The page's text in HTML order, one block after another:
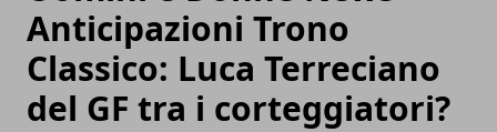
Anticipazioni Trono
Classico: Luca Terreciano
del GF tra i corteggiatori?